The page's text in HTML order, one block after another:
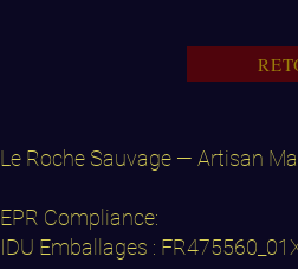
Le Roche Sauvage — Artisan
EPR Compliance:
IDU Emballages :